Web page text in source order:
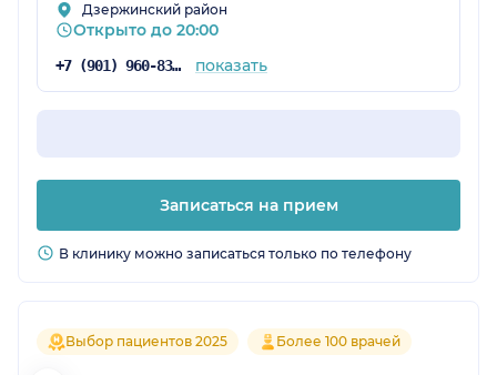
Дзержинский район
Открыто до 20:00
+7 (901) 960-83-65 показать
Записаться на прием
В клинику можно записаться только по телефону
Выбор пациентов 2025 Более 100 врачей